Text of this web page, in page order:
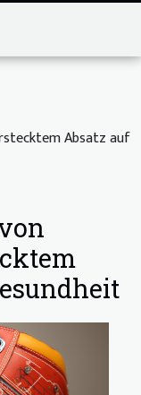
Absatz auf